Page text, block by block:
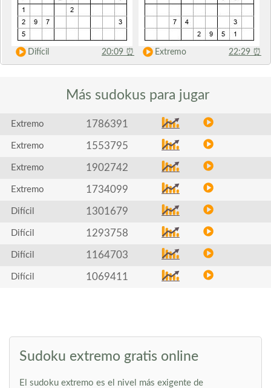
Difícil 20:09 ⏰ Extremo 22:29 ⏰
Más sudokus para jugar
Extremo 1786391
Extremo 1553795
Extremo 1902742
Extremo 1734099
Difícil 1301679
Difícil 1293758
Difícil 1164703
Difícil 1069411
Sudoku extremo gratis online
El sudoku extremo es el nivel más exigente de